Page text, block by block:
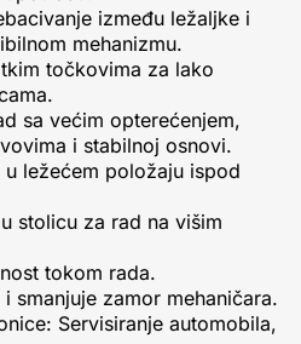
između ležaljke i
mehanizmu.
točkovima za lako
sa većim opterećenjem,
i stabilnoj osnovi.
ležećem položaju ispod
stolicu za rad na višim
tokom rada.
smanjuje zamor mehaničara.
Servisiranje automobila,